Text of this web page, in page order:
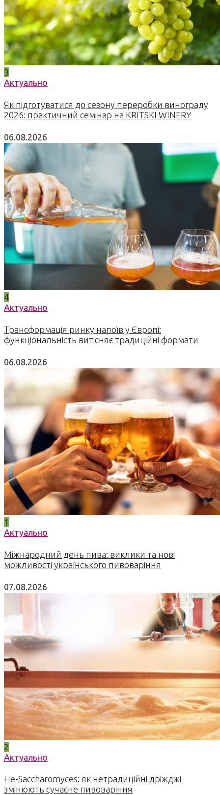
3
Актуально
Як підготуватися до сезону переробки винограду
2026: практичний семінар на KRITSKI WINERY
06.08.2026
4
Актуально
Трансформація ринку напоїв у Європі:
функціональність витісняє традиційні формати
06.08.2026
1
Актуально
Міжнародний день пива: виклики та нові
можливості українського пивоваріння
07.08.2026
2
Актуально
Не-Saccharomyces: як нетрадиційні дріжджі
змінюють сучасне пивоваріння